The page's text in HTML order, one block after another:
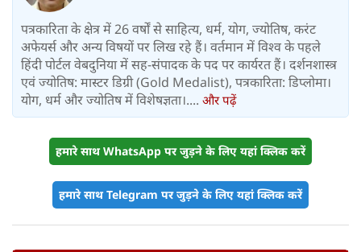
पत्रकारिता के क्षेत्र में 26 वर्षों से साहित्य, धर्म, योग, ज्योतिष, करंट
अफेयर्स और अन्य विषयों पर लिख रहे हैं। वर्तमान में विश्‍व के पहले
हिंदी पोर्टल वेबदुनिया में सह-संपादक के पद पर कार्यरत हैं। दर्शनशास्त्र
एवं ज्योतिष: मास्टर डिग्री (Gold Medalist), पत्रकारिता: डिप्लोमा।
योग, धर्म और ज्योतिष में विशेषज्ञता।.... और पढ़ें
हमारे साथ WhatsApp पर जुड़ने के लिए यहां क्लिक करें
हमारे साथ Telegram पर जुड़ने के लिए यहां क्लिक करें